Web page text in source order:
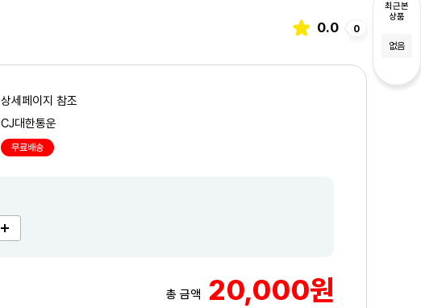
최근본
상품
없음
0.0 0
상세페이지 참조
CJ대한통운
무료배송
총 금액 20,000원